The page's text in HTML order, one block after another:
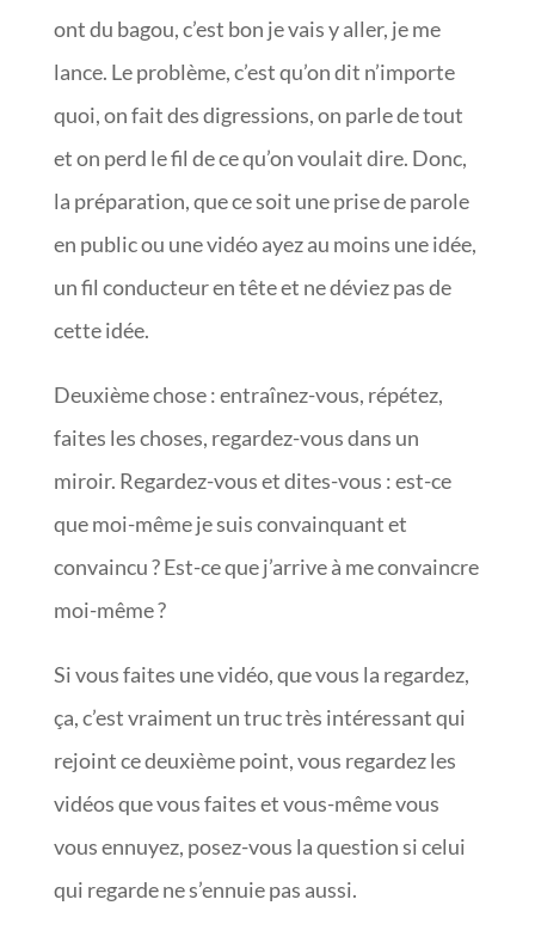
ont du bagou, c’est bon je vais y aller, je me
lance. Le problème, c’est qu’on dit n’importe
quoi, on fait des digressions, on parle de tout
et on perd le fil de ce qu’on voulait dire. Donc,
la préparation, que ce soit une prise de parole
en public ou une vidéo ayez au moins une idée,
un fil conducteur en tête et ne déviez pas de
cette idée.
Deuxième chose : entraînez-vous, répétez,
faites les choses, regardez-vous dans un
miroir. Regardez-vous et dites-vous : est-ce
que moi-même je suis convainquant et
convaincu ? Est-ce que j’arrive à me convaincre
moi-même ?
Si vous faites une vidéo, que vous la regardez,
ça, c’est vraiment un truc très intéressant qui
rejoint ce deuxième point, vous regardez les
vidéos que vous faites et vous-même vous
vous ennuyez, posez-vous la question si celui
qui regarde ne s’ennuie pas aussi.